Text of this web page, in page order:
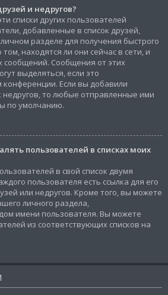
и недругов?
списки других пользователей
добавленные в список друзей,
разделе для получения быстрого
находятся ли они сейчас в сети, и
сообщений. Сообщения от этих
выделяться, если это
конференции. Если вы добавили
недругов, то любые отправленные ими
по умолчанию.
пользователей в списках моих
в свой список двумя
пользователя есть ссылка для его
или недругов. Кроме того, вы можете
личного раздела,
имени пользователя. Вы можете
из соответствующих списков на